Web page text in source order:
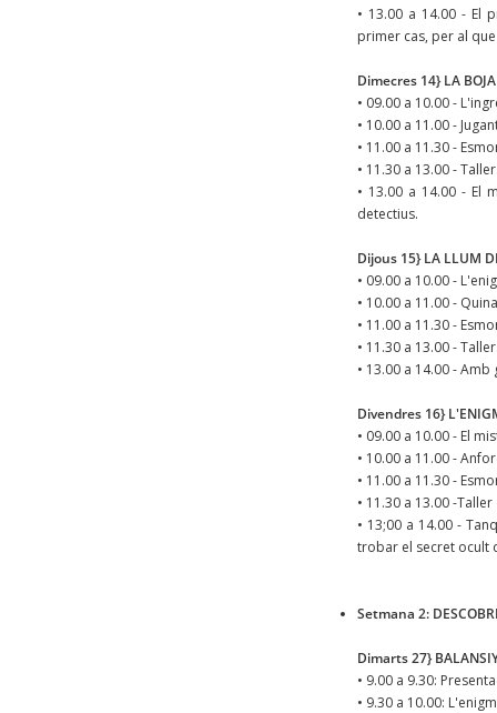
• 13.00 a 14.00 - El
primer cas, per al
Dimecres 14} LA
• 09.00 a 10.00 -
• 10.00 a 11.00 -
• 11.00 a 11.30 -
• 11.30 a 13.00 -
• 13.00 a 14.00 - El
detectius.
Dijous 15} LA LLUM
• 09.00 a 10.00 -
• 10.00 a 11.00 -
• 11.00 a 11.30 -
• 11.30 a 13.00 -
• 13.00 a 14.00 -
Divendres 16}
• 09.00 a 10.00 - El
• 10.00 a 11.00 -
• 11.00 a 11.30 -
• 11.30 a 13.00 -
• 13;00 a 14.00 -
trobar el secret ocult
Setmana 2:
Dimarts 27}
• 9.00 a 9.30:
• 9.30 a 10.00: